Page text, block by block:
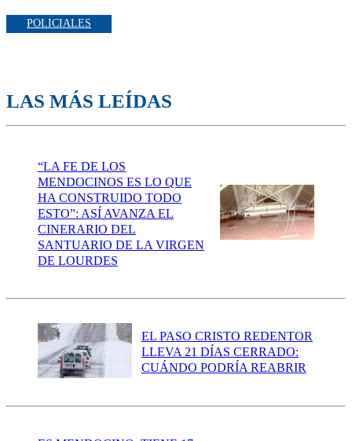
POLICIALES
LAS MÁS LEÍDAS
“LA FE DE LOS
MENDOCINOS ES LO QUE
HA CONSTRUIDO TODO
ESTO”: ASÍ AVANZA EL
CINERARIO DEL
SANTUARIO DE LA VIRGEN
DE LOURDES
EL PASO CRISTO REDENTOR
LLEVA 21 DÍAS CERRADO:
CUÁNDO PODRÍA REABRIR